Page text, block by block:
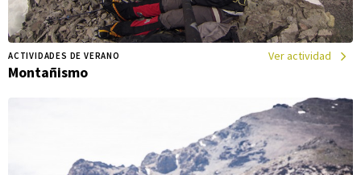
Ver actividad
ACTIVIDADES DE VERANO
Montañismo